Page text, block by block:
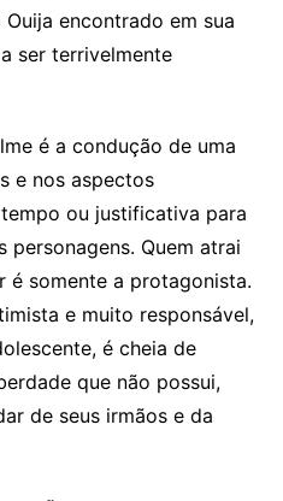
encontrado em sua
ser terrivelmente
é a condução de uma
e nos aspectos
ou justificativa para
Quem atrai
é somente a protagonista.
e muito responsável,
é cheia de
que não possui,
de seus irmãos e da